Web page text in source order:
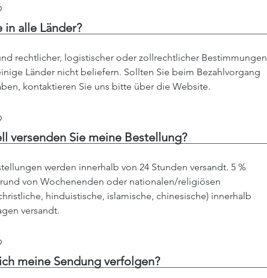
in alle Länder?
rechtlicher, logistischer oder zollrechtlicher Bestimmungen
Länder nicht beliefern. Sollten Sie beim Bezahlvorgang
kontaktieren Sie uns bitte über die Website.
versenden Sie meine Bestellung?
werden innerhalb von 24 Stunden versandt. 5 %
von Wochenenden oder nationalen/religiösen
hinduistische, islamische, chinesische) innerhalb
versandt.
meine Sendung verfolgen?